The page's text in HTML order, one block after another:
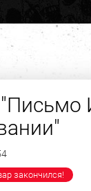
закончился!